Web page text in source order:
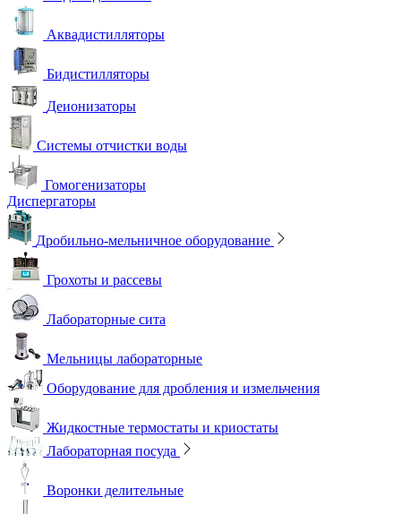
Аквадистилляторы
Бидистилляторы
Деионизаторы
Системы отчистки воды
Гомогенизаторы
Диспергаторы
Дробильно-мельничное оборудование
Грохоты и рассевы
Лабораторные сита
Мельницы лабораторные
Оборудование для дробления и измельчения
Жидкостные термостаты и криостаты
Лабораторная посуда
Воронки делительные